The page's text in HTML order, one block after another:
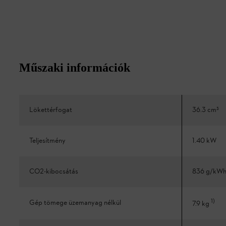
Műszaki információk
Lökettérfogat 36.3 cm³
Teljesítmény 1.40 kW
CO2-kibocsátás 836 g/kWh
Gép tömege üzemanyag nélkül 7.9 kg 1)